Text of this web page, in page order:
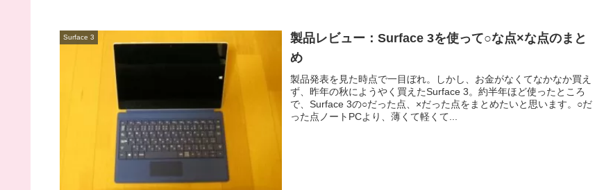
Surface 3
製品レビュー：Surface 3を使って○な点×な点のまと
め
製品発表を見た時点で一目ぼれ。しかし、お金がなくてなかなか買え
ず、昨年の秋にようやく買えたSurface 3。約半年ほど使ったところ
で、Surface 3の○だった点、×だった点をまとめたいと思います。○だ
った点ノートPCより、薄くて軽くて...